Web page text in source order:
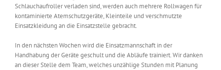
Schlauchaufroller verladen sind, werden auch mehrere Rollwagen für
kontaminierte Atemschutzgeräte, Kleinteile und verschmutzte
Einsatzkleidung an die Einsatzstelle gebracht.
In den nächsten Wochen wird die Einsatzmannschaft in der
Handhabung der Geräte geschult und die Abläufe trainiert. Wir danken
an dieser Stelle dem Team, welches unzählige Stunden mit Planung